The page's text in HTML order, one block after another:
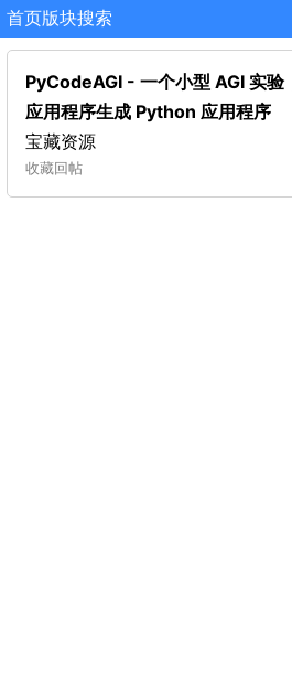
首页版块搜索
PyCodeAGI - 一个小型 AGI 实验
应用程序生成 Python 应用程序
宝藏资源
收藏回帖